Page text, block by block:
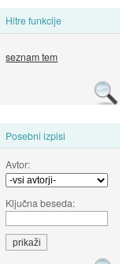
Hitre funkcije
seznam tem
Posebni izpisi
Avtor:
Ključna beseda: